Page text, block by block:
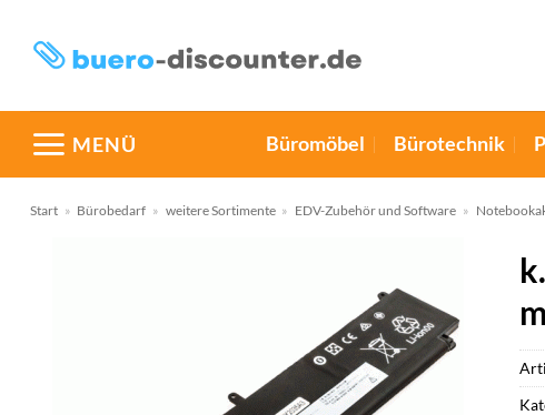
Inhalt
springen
MENÜ Büromöbel Bürotechnik
Start » Bürobedarf » weitere Sortimente » EDV-Zubehör und Software »